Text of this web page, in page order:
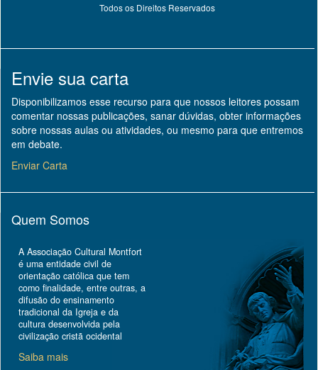
Todos os Direitos Reservados
Envie sua carta
Disponibilizamos esse recurso para que nossos leitores possam
comentar nossas publicações, sanar dúvidas, obter informações
sobre nossas aulas ou atividades, ou mesmo para que entremos
em debate.
Enviar Carta
Quem Somos
A Associação Cultural Montfort
é uma entidade civil de
orientação católica que tem
como finalidade, entre outras, a
difusão do ensinamento
tradicional da Igreja e da
cultura desenvolvida pela
civilização cristã ocidental
Saiba mais